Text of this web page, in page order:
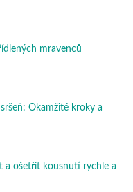
mravenců
Okamžité kroky a
a ošetřit kousnutí rychle a